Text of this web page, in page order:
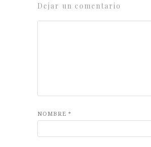
Dejar un comentario
NOMBRE *